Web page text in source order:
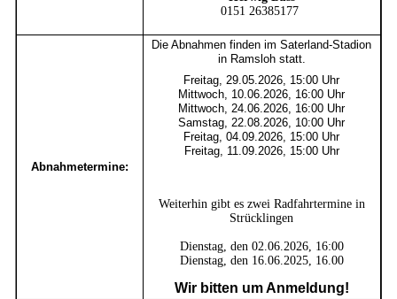
0151 26385177
Abnahmetermine:
Die Abnahmen finden im Saterland-Stadion
in Ramsloh statt.
Freitag, 29.05.2026, 15:00 Uhr
Mittwoch, 10.06.2026, 16:00 Uhr
Mittwoch, 24.06.2026, 16:00 Uhr
Samstag, 22.08.2026, 10:00 Uhr
Freitag, 04.09.2026, 15:00 Uhr
Freitag, 11.09.2026, 15:00 Uhr
Weiterhin gibt es zwei Radfahrtermine in
Strücklingen
Dienstag, den 02.06.2026, 16:00
Dienstag, den 16.06.2025, 16.00
Wir bitten um Anmeldung!